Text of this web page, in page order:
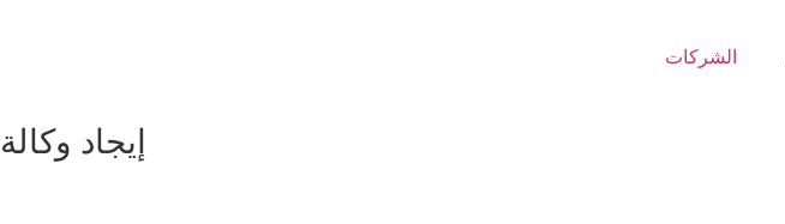
الشركات
إيجاد وكالة